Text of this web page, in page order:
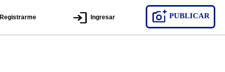
Registrarme Ingresar PUBLICAR